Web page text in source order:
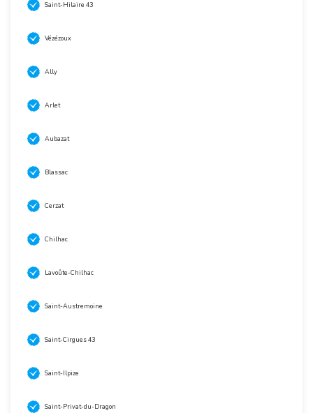
Saint-Hilaire 43
Vézézoux
Ally
Arlet
Aubazat
Blassac
Cerzat
Chilhac
Lavoûte-Chilhac
Saint-Austremoine
Saint-Cirgues 43
Saint-Ilpize
Saint-Privat-du-Dragon